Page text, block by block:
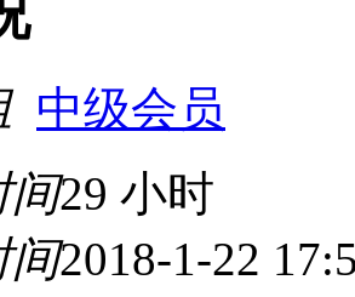
中级会员
间29 小时
间2018-1-22